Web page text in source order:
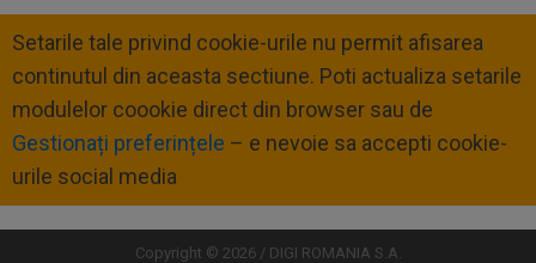
Setarile tale privind cookie-urile nu permit afisarea
continutul din aceasta sectiune. Poti actualiza setarile
modulelor coookie direct din browser sau de
Gestionați preferințele – e nevoie sa accepti cookie-
urile social media
Copyright © 2026 / DIGI ROMANIA S.A.